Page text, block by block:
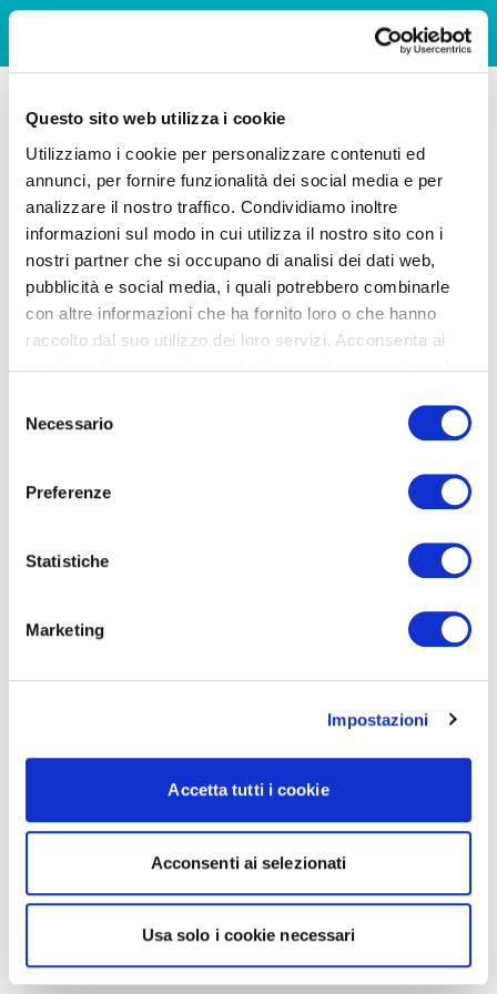
Questo sito web utilizza i cookie
Utilizziamo i cookie per personalizzare contenuti ed
annunci, per fornire funzionalità dei social media e per
analizzare il nostro traffico. Condividiamo inoltre
informazioni sul modo in cui utilizza il nostro sito con i
nostri partner che si occupano di analisi dei dati web,
pubblicità e social media, i quali potrebbero combinarle
con altre informazioni che ha fornito loro o che hanno
raccolto dal suo utilizzo dei loro servizi. Acconsenta ai
delNecessario
Preferenze
Statistiche
Marketing
Impostazioni
Accetta tutti i cookie
Acconsenti ai selezionati
Usa solo i cookie necessari